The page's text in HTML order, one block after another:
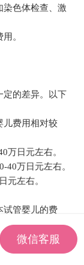
色体检查、激
。
的差异。以下
费用相对较
日元左右。
万日元左右。
左右。
管婴儿的费
能相对较高。
微信客服